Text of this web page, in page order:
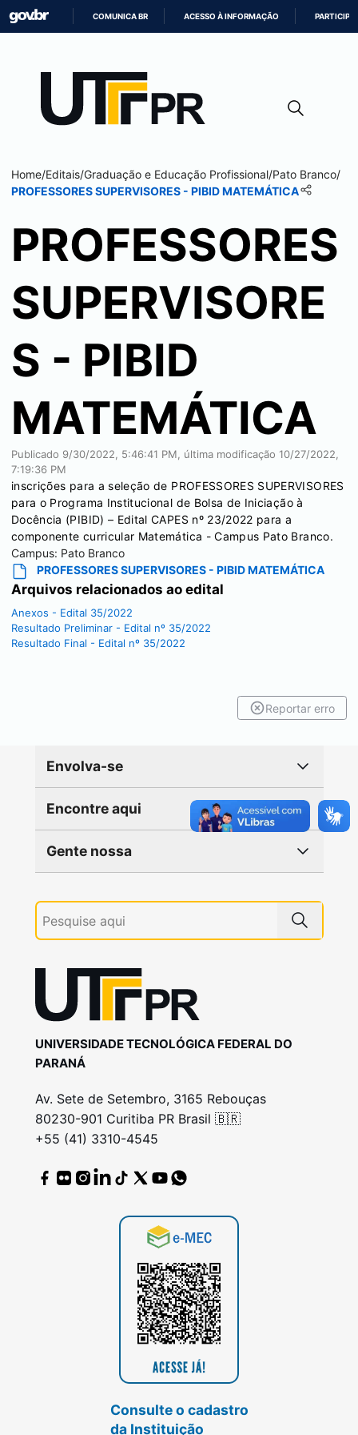
CONTEÚDO
COMUNICA BR ACESSO À INFORMAÇÃO PARTICIPE
Home/Editais/Graduação e Educação Profissional/Pato Branco/
PROFESSORES SUPERVISORES - PIBID MATEMÁTICA
PROFESSORES
SUPERVISORE
S - PIBID
MATEMÁTICA
Publicado 9/30/2022, 5:46:41 PM , última modificação 10/27/2022,
7:19:36 PM
inscrições para a seleção de PROFESSORES SUPERVISORES
para o Programa Institucional de Bolsa de Iniciação à
Docência (PIBID) – Edital CAPES nº 23/2022 para a
componente curricular Matemática - Campus Pato Branco.
Campus: Pato Branco
PROFESSORES SUPERVISORES - PIBID MATEMÁTICA
Arquivos relacionados ao edital
Anexos - Edital 35/2022
Resultado Preliminar - Edital nº 35/2022
Resultado Final - Edital nº 35/2022
Reportar erro
Envolva-se
Encontre aqui
Gente nossa
UNIVERSIDADE TECNOLÓGICA FEDERAL DO
PARANÁ
Av. Sete de Setembro, 3165 Rebouças
80230-901 Curitiba PR Brasil 🇧🇷
+55 (41) 3310-4545
Consulte o cadastro
da Instituição